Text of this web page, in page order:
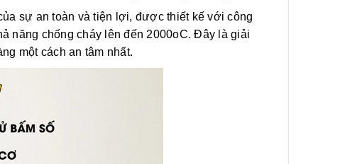
sự an toàn và tiện lợi, được thiết kế với công
năng chống cháy lên đến 2000oC. Đây là giải
một cách an tâm nhất.